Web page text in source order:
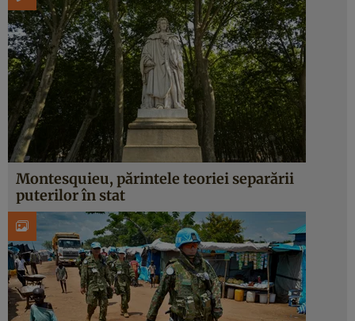
Montesquieu, părintele teoriei separării
puterilor în stat